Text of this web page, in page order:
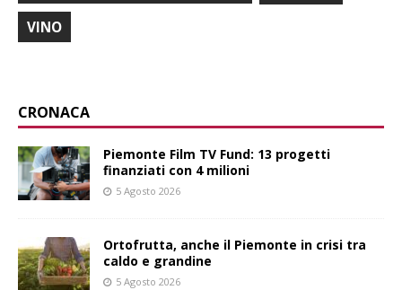
VINO
CRONACA
Piemonte Film TV Fund: 13 progetti
finanziati con 4 milioni
5 Agosto 2026
Ortofrutta, anche il Piemonte in crisi tra
caldo e grandine
5 Agosto 2026